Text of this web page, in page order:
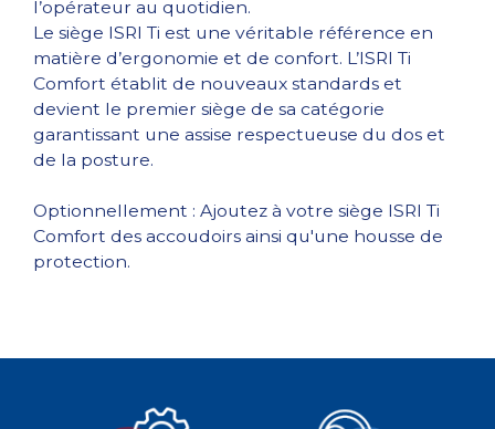
l’opérateur au quotidien.
Le siège ISRI Ti est une véritable référence en
matière d’ergonomie et de confort. L’ISRI Ti
Comfort établit de nouveaux standards et
devient le premier siège de sa catégorie
garantissant une assise respectueuse du dos et
de la posture.
Optionnellement : Ajoutez à votre siège ISRI Ti
Comfort des accoudoirs ainsi qu'une housse de
protection.